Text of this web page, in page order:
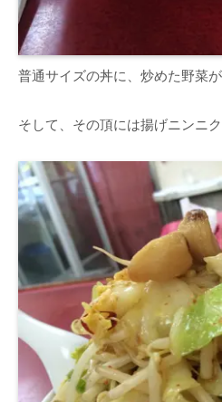
普通サイズの丼に、炒めた野菜が
そして、その頂には揚げニンニ